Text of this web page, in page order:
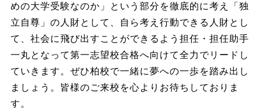
めの大学受験なのか」という部分を徹底的に考え「独
立自尊」の人財として、自ら考え行動できる人財とし
て、社会に飛び出すことができるよう担任・担任助手
一丸となって第一志望校合格へ向けて全力でリードし
ていきます。ぜひ柏校で一緒に夢への一歩を踏み出し
ましょう。皆様のご来校を心よりお待ちしておりま
す。